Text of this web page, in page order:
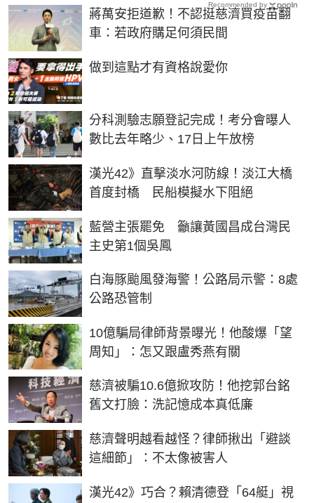
蔣萬安拒道歉！不認挺慈濟買疫苗翻
車：若政府購足何須民間
做到這點才有資格說愛你
PR
分科測驗志願登記完成！考分會曝人
數比去年略少、17日上午放榜
漢光42》直擊淡水河防線！淡江大橋
首度封橋 民船模擬水下阻絕
藍營主張罷免 籲讓黃國昌成台灣民
主史第1個吳鳳
白海豚颱風發海警！公路局示警：8處
公路恐管制
10億騙局律師背景曝光！他酸爆「望
周知」：怎又跟盧秀燕有關
慈濟被騙10.6億掀攻防！他挖郭台銘
舊文打臉：洗記憶成本真低廉
慈濟聲明越看越怪？律師揪出「避談
這細節」：不太像被害人
漢光42》巧合？賴清德登「64艇」視
Recommended by